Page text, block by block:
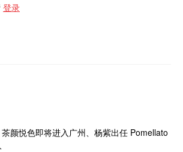
登录
颜悦色即将进入广州、杨紫出任 Pomellato